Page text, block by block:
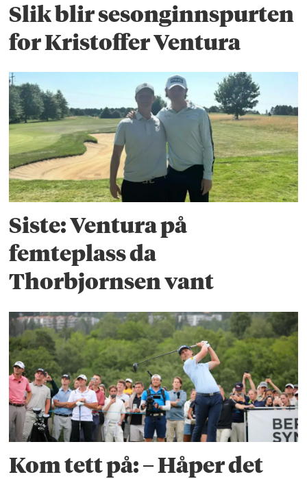
Slik blir sesonginnspurten
for Kristoffer Ventura
Siste: Ventura på
femteplass da
Thorbjornsen vant
Kom tett på: – Håper det